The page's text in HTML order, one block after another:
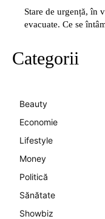
Stare de urgență, în
evacuate. Ce se
Categorii
Beauty
Economie
Lifestyle
Money
Politică
Sănătate
Showbiz